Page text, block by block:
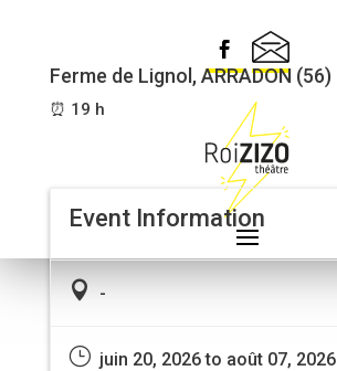
Ferme de Lignol, ARRADON (56)
⏰ 19 h
Event Information
 -
}juin 20, 2026 to août 07, 2026